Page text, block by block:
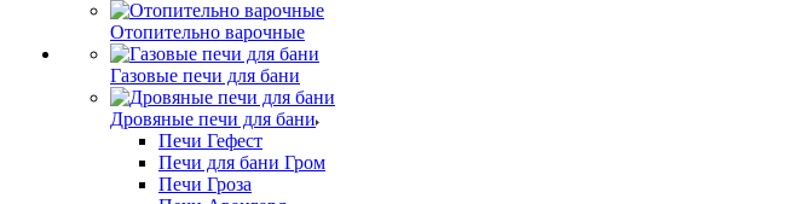
Отопительно варочные
Газовые печи для бани
Дровяные печи для бани
Печи Гефест
Печи для бани Гром
Печи Гроза